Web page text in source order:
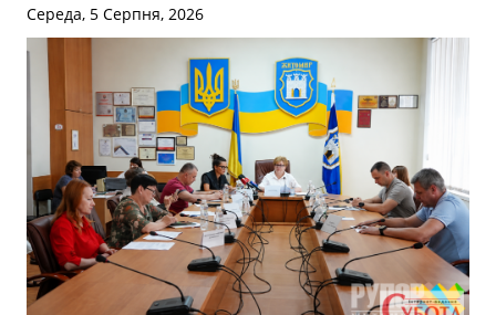
Середа, 5 Серпня, 2026